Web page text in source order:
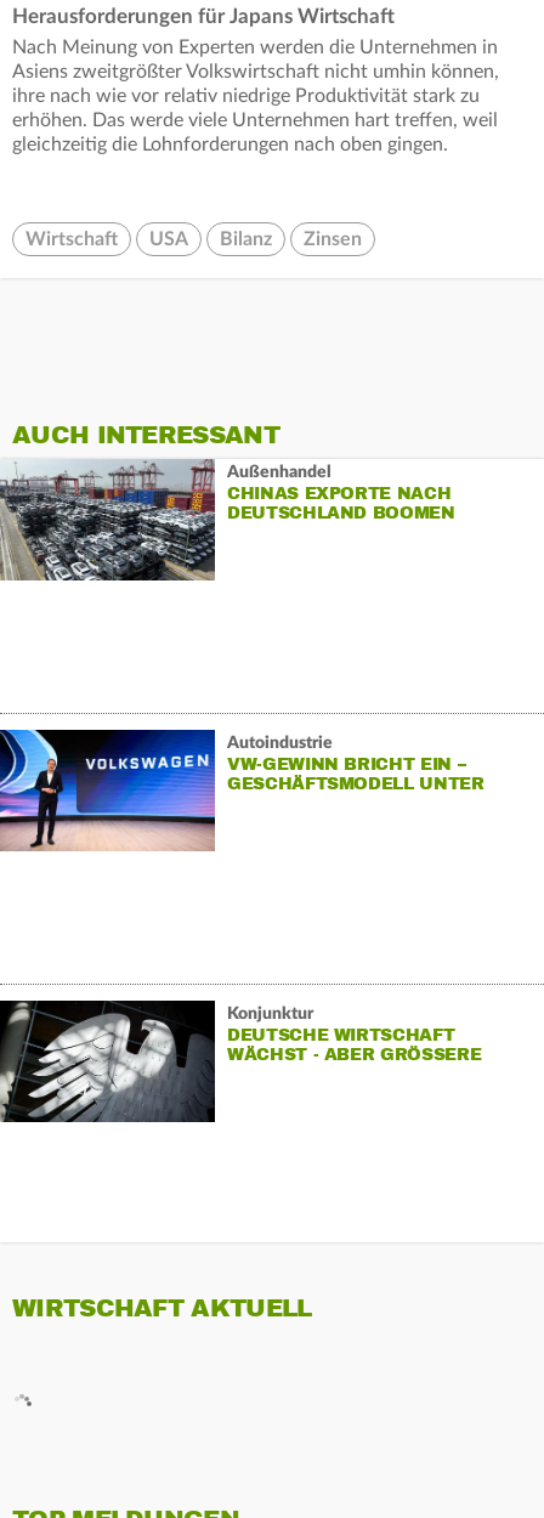
Herausforderungen für Japans Wirtschaft
Nach Meinung von Experten werden die Unternehmen in
Asiens zweitgrößter Volkswirtschaft nicht umhin können,
ihre nach wie vor relativ niedrige Produktivität stark zu
erhöhen. Das werde viele Unternehmen hart treffen, weil
gleichzeitig die Lohnforderungen nach oben gingen.
Wirtschaft USA Bilanz Zinsen
AUCH INTERESSANT
Außenhandel
CHINAS EXPORTE NACH
DEUTSCHLAND BOOMEN
Autoindustrie
VW-GEWINN BRICHT EIN –
GESCHÄFTSMODELL UNTER
Konjunktur
DEUTSCHE WIRTSCHAFT
WÄCHST - ABER GRÖSSERE H
WIRTSCHAFT AKTUELL